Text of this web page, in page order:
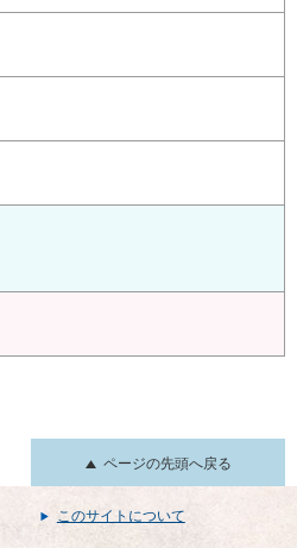
ページの先頭へ戻る
このサイトについて